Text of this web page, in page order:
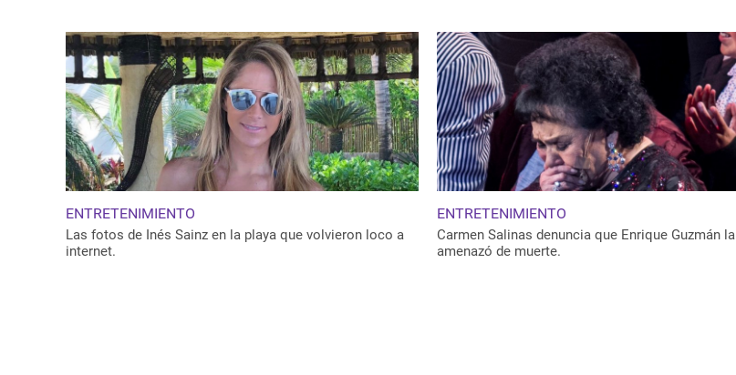
ENTRETENIMIENTO
Las fotos de Inés Sainz en la playa que volvieron loco a
internet.
ENTRETENIMIENTO
Carmen Salinas denuncia que Enrique Guzmán la
amenazó de muerte.